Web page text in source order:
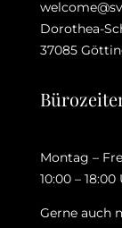
Dorothea-
37085
Montag –
10:00 – 18:00
Gerne auch